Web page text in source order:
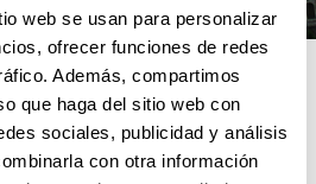
web se usan para personalizar
ofrecer funciones de redes
Además, compartimos
que haga del sitio web con
sociales, publicidad y análisis
con otra información
ELEGIR ESTE